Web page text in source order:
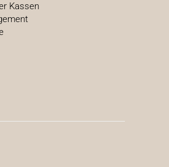
Kassen